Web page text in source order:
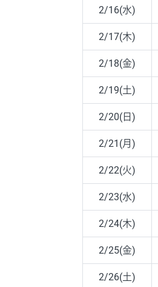
2/16(水)
2/17(木)
2/18(金)
2/19(土)
2/20(日)
2/21(月)
2/22(火)
2/23(水)
2/24(木)
2/25(金)
2/26(土)